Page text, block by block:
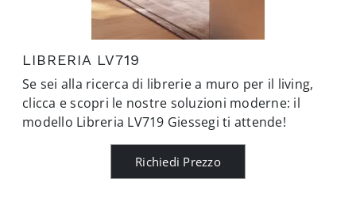
LIBRERIA LV719
Se sei alla ricerca di librerie a muro per il living,
clicca e scopri le nostre soluzioni moderne: il
modello Libreria LV719 Giessegi ti attende!
Richiedi Prezzo